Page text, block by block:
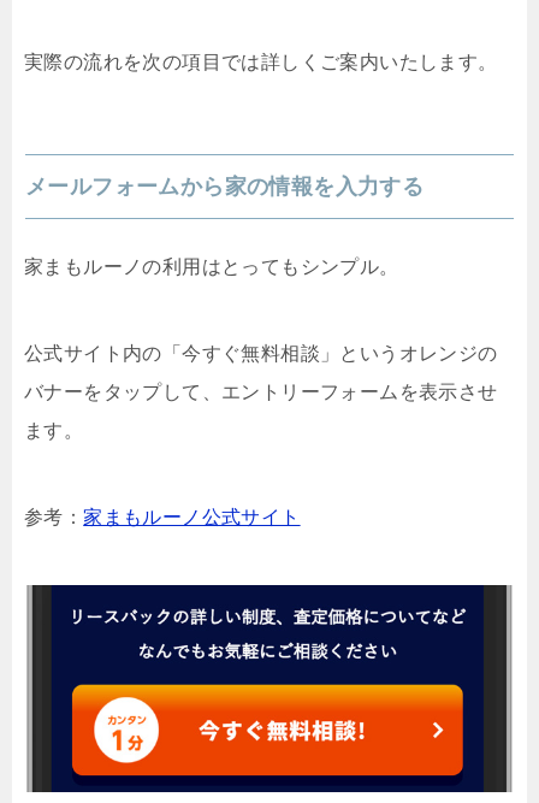
実際の流れを次の項目では詳しくご案内いたします。
メールフォームから家の情報を入力する
家まもルーノの利用はとってもシンプル。
公式サイト内の「今すぐ無料相談」というオレンジの
バナーをタップして、エントリーフォームを表示させ
ます。
参考：家まもルーノ公式サイト